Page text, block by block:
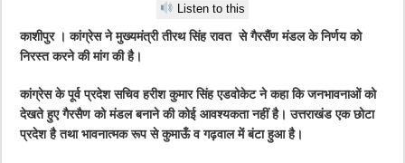
Listen to this
काशीपुर । कांग्रेस ने मुख्यमंत्री तीरथ सिंह रावत से गैरसैंण मंडल के निर्णय को
निरस्त करने की मांग की है।
कांग्रेस के पूर्व प्रदेश सचिव हरीश कुमार सिंह एडवोकेट ने कहा कि जनभावनाओं को
देखते हुए गैरसैण को मंडल बनाने की कोई आवश्यकता नहीं है। उत्तराखंड एक छोटा
प्रदेश है तथा भावनात्मक रूप से कुमाऊँ व गढ़वाल में बंटा हुआ है।